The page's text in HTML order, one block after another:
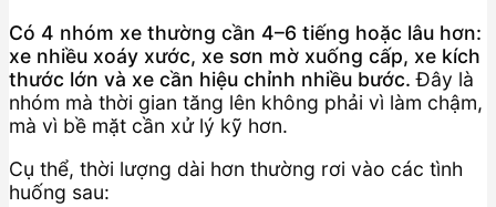
Có 4 nhóm xe thường cần 4–6 tiếng hoặc lâu hơn:
xe nhiều xoáy xước, xe sơn mờ xuống cấp, xe kích
thước lớn và xe cần hiệu chỉnh nhiều bước. Đây là
nhóm mà thời gian tăng lên không phải vì làm chậm,
mà vì bề mặt cần xử lý kỹ hơn.
Cụ thể, thời lượng dài hơn thường rơi vào các tình
huống sau: